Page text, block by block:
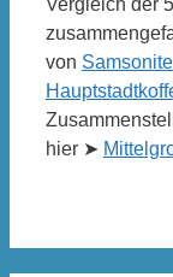
Vergleich der
von
hier ➤